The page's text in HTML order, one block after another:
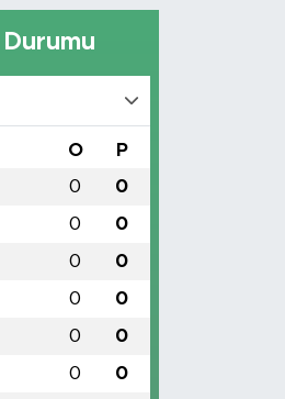
O P
0 0
0 0
0 0
0 0
0 0
0 0